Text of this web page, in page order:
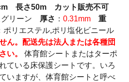
長さ50m カット販売不可
グリーン 厚さ ： 0.31mm
重
リエステル,ポリ塩化ビニール
ん。配送先は法人または各種団
い。
体育館シートまたはターポ
ている床保護シートです。いろ
いますが、体育館シートと呼べ